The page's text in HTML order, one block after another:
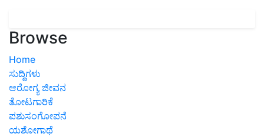
Browse
Home
ಸುದ್ದಿಗಳು
ಆರೋಗ್ಯ ಜೀವನ
ತೋಟಗಾರಿಕೆ
ಪಶುಸಂಗೋಪನೆ
ಯಶೋಗಾಥೆ